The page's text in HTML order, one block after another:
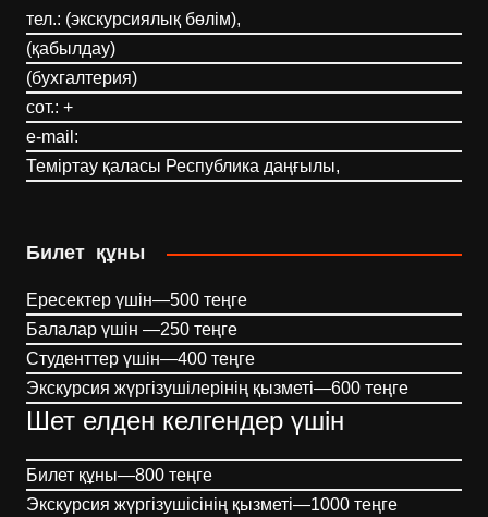
тел.: (экскурсиялық бөлім),
(қабылдау)
(бухгалтерия)
сот.: +
e-mail:
Теміртау қаласы Республика даңғылы,
Билет құны
Ересектер үшін—500 теңге
Балалар үшін —250 теңге
Студенттер үшін—400 теңге
Экскурсия жүргізушілерінің қызметі—600 теңге
Шет елден келгендер үшін
Билет құны—800 теңге
Экскурсия жүргізушісінің қызметі—1000 теңге